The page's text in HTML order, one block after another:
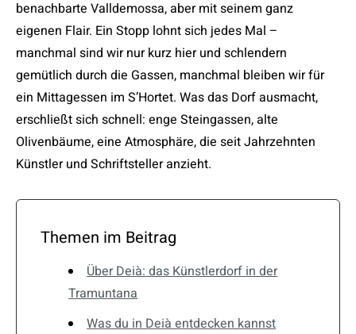
benachbarte Valldemossa, aber mit seinem ganz
eigenen Flair. Ein Stopp lohnt sich jedes Mal –
manchmal sind wir nur kurz hier und schlendern
gemütlich durch die Gassen, manchmal bleiben wir für
ein Mittagessen im S’Hortet. Was das Dorf ausmacht,
erschließt sich schnell: enge Steingassen, alte
Olivenbäume, eine Atmosphäre, die seit Jahrzehnten
Künstler und Schriftsteller anzieht.
Themen im Beitrag
Über Deià: das Künstlerdorf in der
Tramuntana
Was du in Deià entdecken kannst